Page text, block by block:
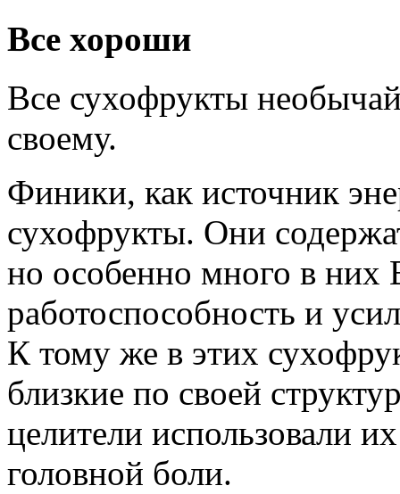
Все хороши
Все сухофрукты
своему.
Финики, как источник
сухофрукты. Они
но особенно много в
работоспособность и
К тому же в этих
близкие по своей
целители использовали
головной боли.